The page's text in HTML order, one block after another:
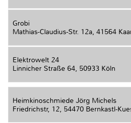
Grobi
Mathias-Claudius-Str. 12a, 41564
Elektrowelt 24
Linnicher Straße 64, 50933 Köln
Heimkinoschmiede Jörg Michels
Friedrichstr, 12, 54470 Bernkastl-